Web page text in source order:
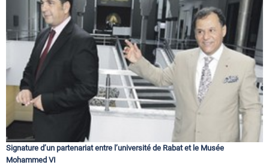
Circuits touristiques
Tourisme
Régions
Hotels
Signature d’un partenariat entre l’université de Rabat et le Musée
Mohammed VI